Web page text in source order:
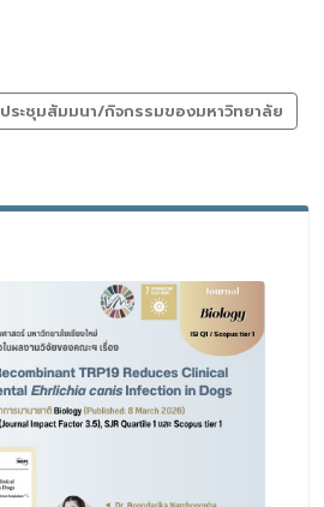
ประชุมสัมมนา/กิจกรรมของมหาวิทยาลัย